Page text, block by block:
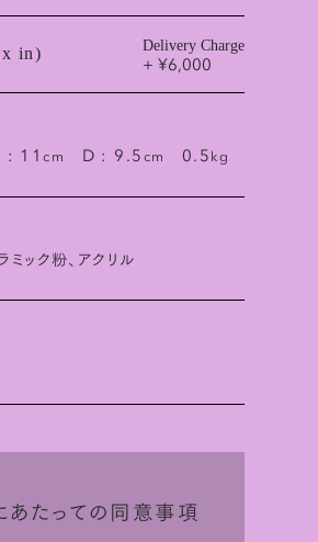
in) Delivery Charge
+ ¥6,000
: 11cm D : 9.5cm 0.5kg
ミック粉、アクリル
あたっての同意事項